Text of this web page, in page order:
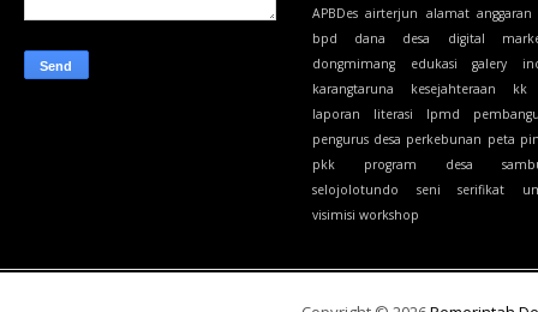
APBDes airterjun alamat anggaran
bpd
dana desa
digital
dongmimang
edukasi galery
karangtaruna
kesejahteraan
kk
laporan
literasi lpmd
pengurus desa perkebunan peta
pkk
program desa
selojolotundo
seni serifikat
visimisi workshop